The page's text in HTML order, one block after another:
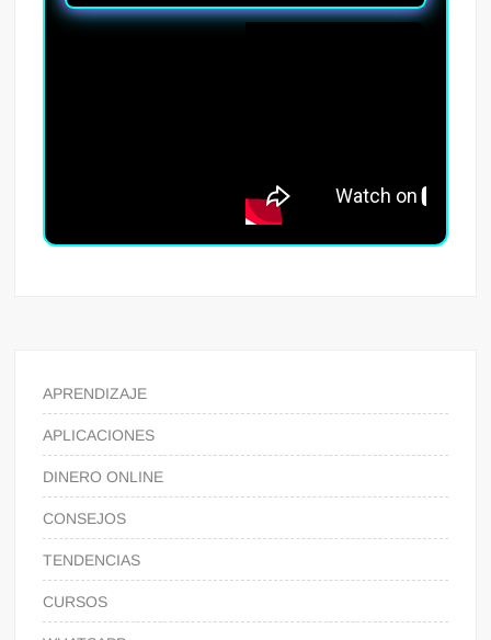
APRENDIZAJE
APLICACIONES
DINERO ONLINE
CONSEJOS
TENDENCIAS
CURSOS